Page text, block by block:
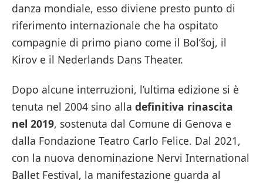
danza mondiale, esso diviene presto punto di
riferimento internazionale che ha ospitato
compagnie di primo piano come il Bol’šoj, il
Kirov e il Nederlands Dans Theater.
Dopo alcune interruzioni, l’ultima edizione si è
tenuta nel 2004 sino alla definitiva rinascita
nel 2019, sostenuta dal Comune di Genova e
dalla Fondazione Teatro Carlo Felice. Dal 2021,
con la nuova denominazione Nervi International
Ballet Festival, la manifestazione guarda al